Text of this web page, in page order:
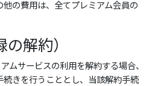
の費用は、全てプレミアム会員の
解約）
ムサービスの利用を解約する場合、
きを行うこととし、当該解約手続